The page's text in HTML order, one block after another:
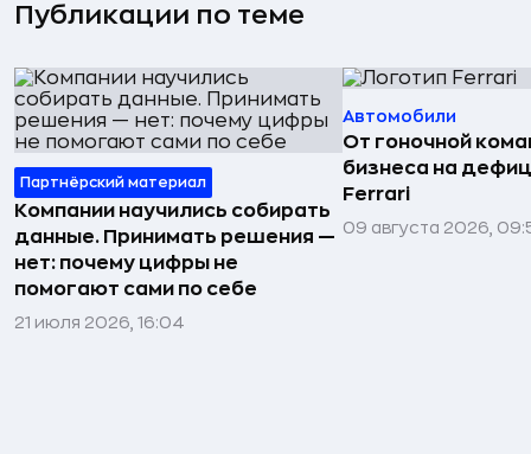
Публикации по теме
Партнёрский материал
Компании научились собирать
данные. Принимать решения —
нет: почему цифры не
помогают сами по себе
21 июля 2026, 16:04
Автомобили
От гоночной
бизнеса на
Ferrari
09 августа 2026,